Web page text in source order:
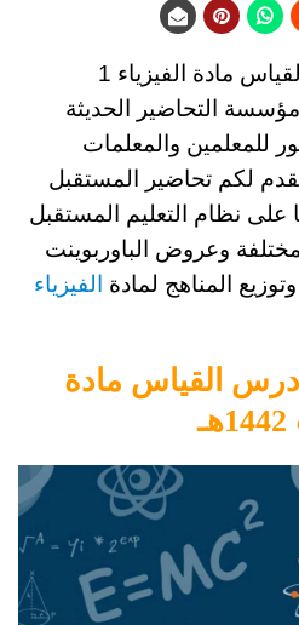
مادة ال
فيزياء 1
التحاضير الحديثة
للمعلمين والمعلمات
لكم تحاضير المستقبل
على نظام التعليم المستقبل
وعروض الباوربوينت
وتوزيع المناهج لمادة
الفيزياء
القياس مادة